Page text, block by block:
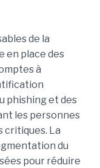
de la
en place des
à
phishing et des
les personnes
critiques. La
du
pour réduire